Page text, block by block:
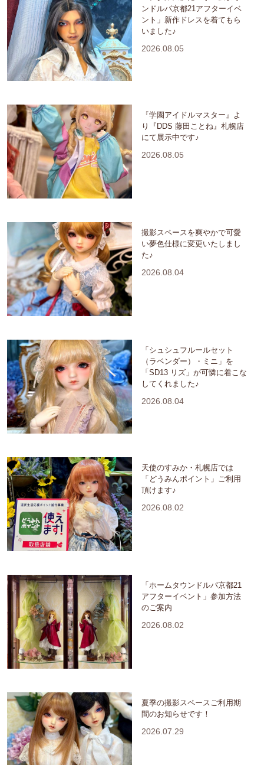
ンドルパ京都21アフターイベ
ント」新作ドレスを着てもら
いました♪
2026.08.05
『学園アイドルマスター』よ
り『DDS 藤田ことね』札幌店
にて展示中です♪
2026.08.05
撮影スペースを爽やかで可愛
い夢色仕様に変更いたしまし
た♪
2026.08.04
「シュシュフルールセット
（ラベンダー）・ミニ」を
「SD13 リズ」が可憐に着こな
してくれました♪
2026.08.04
天使のすみか・札幌店では
「どうみんポイント」ご利用
頂けます♪
2026.08.02
「ホームタウンドルパ京都21
アフターイベント」参加方法
のご案内
2026.08.02
夏季の撮影スペースご利用期
間のお知らせです！
2026.07.29